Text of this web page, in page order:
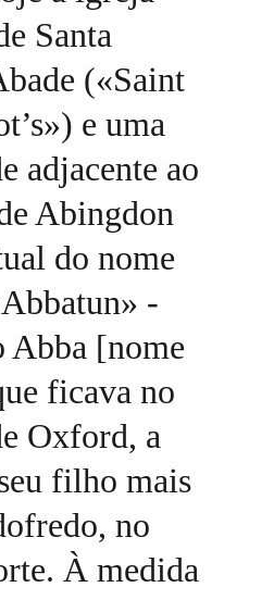
Santa
(«Saint
e uma
adjacente ao
Abingdon
do nome
-
Abba [nome
ficava no
Oxford, a
filho mais
no
À medida